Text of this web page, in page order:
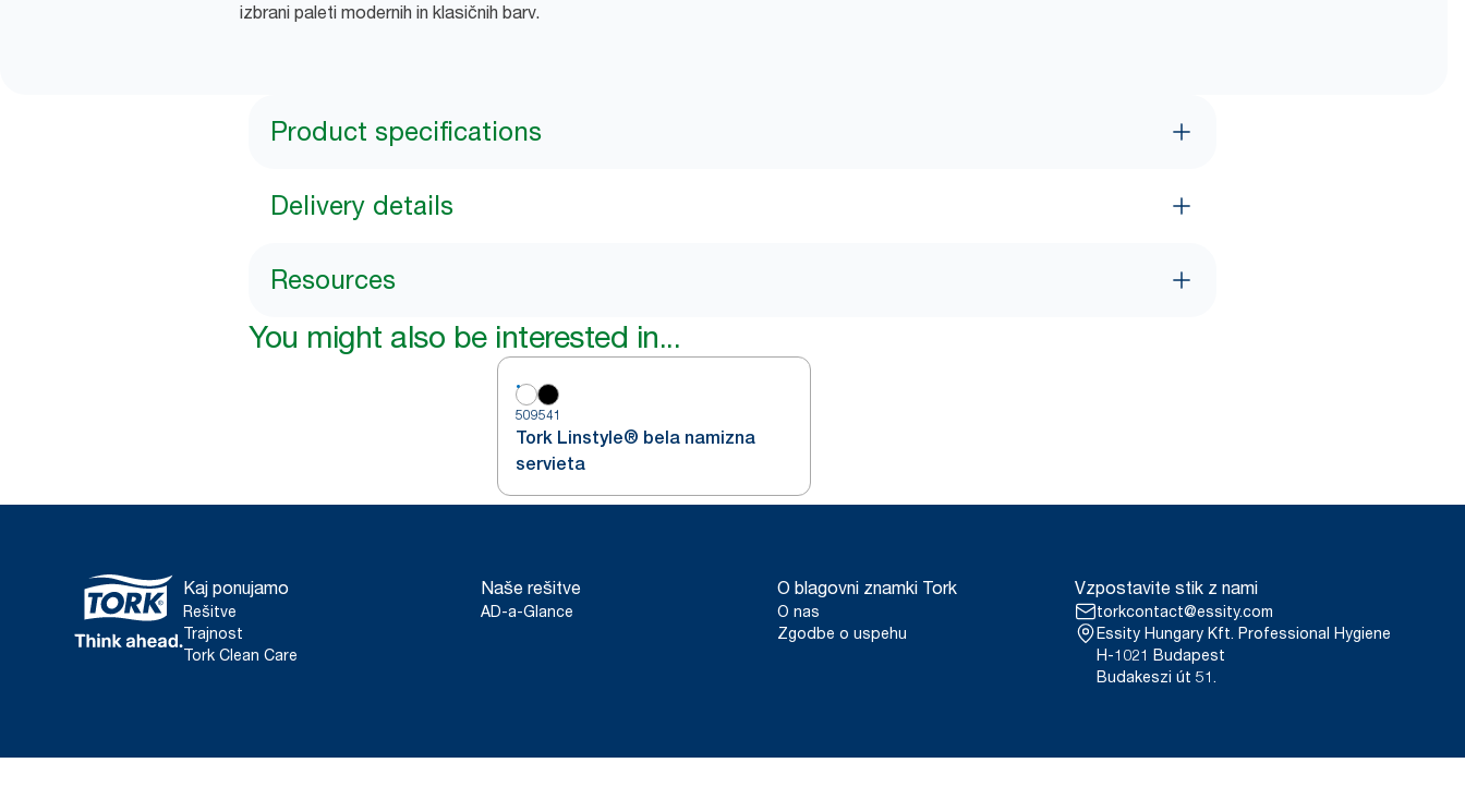
izbrani paleti modernih in klasičnih barv.
Product specifications
Delivery details
Resources
You might also be interested in...
509541
Tork Linstyle® bela namizna
servieta
Kaj ponujamo
Rešitve
Trajnost
Tork Clean Care
Naše rešitve
AD-a-Glance
O blagovni znamki Tork
O nas
Zgodbe o uspehu
Vzpostavite stik z nami
torkcontact@essity.com
Essity Hungary Kft. Professional Hygiene
H-1021 Budapest
Budakeszi út 51.